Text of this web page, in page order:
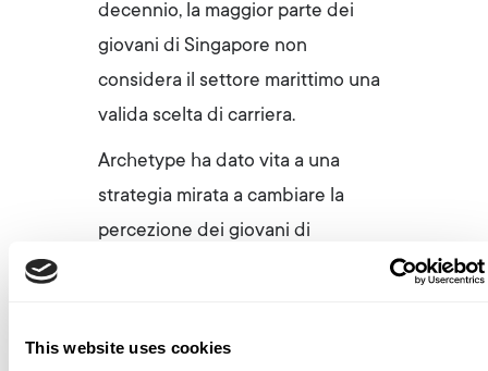
This website uses cookies
decennio, la maggior parte dei
giovani di Singapore non
considera il settore marittimo una
valida scelta di carriera.
Archetype ha dato vita a una
strategia mirata a cambiare la
percezione dei giovani di
creativa
Own Your Future